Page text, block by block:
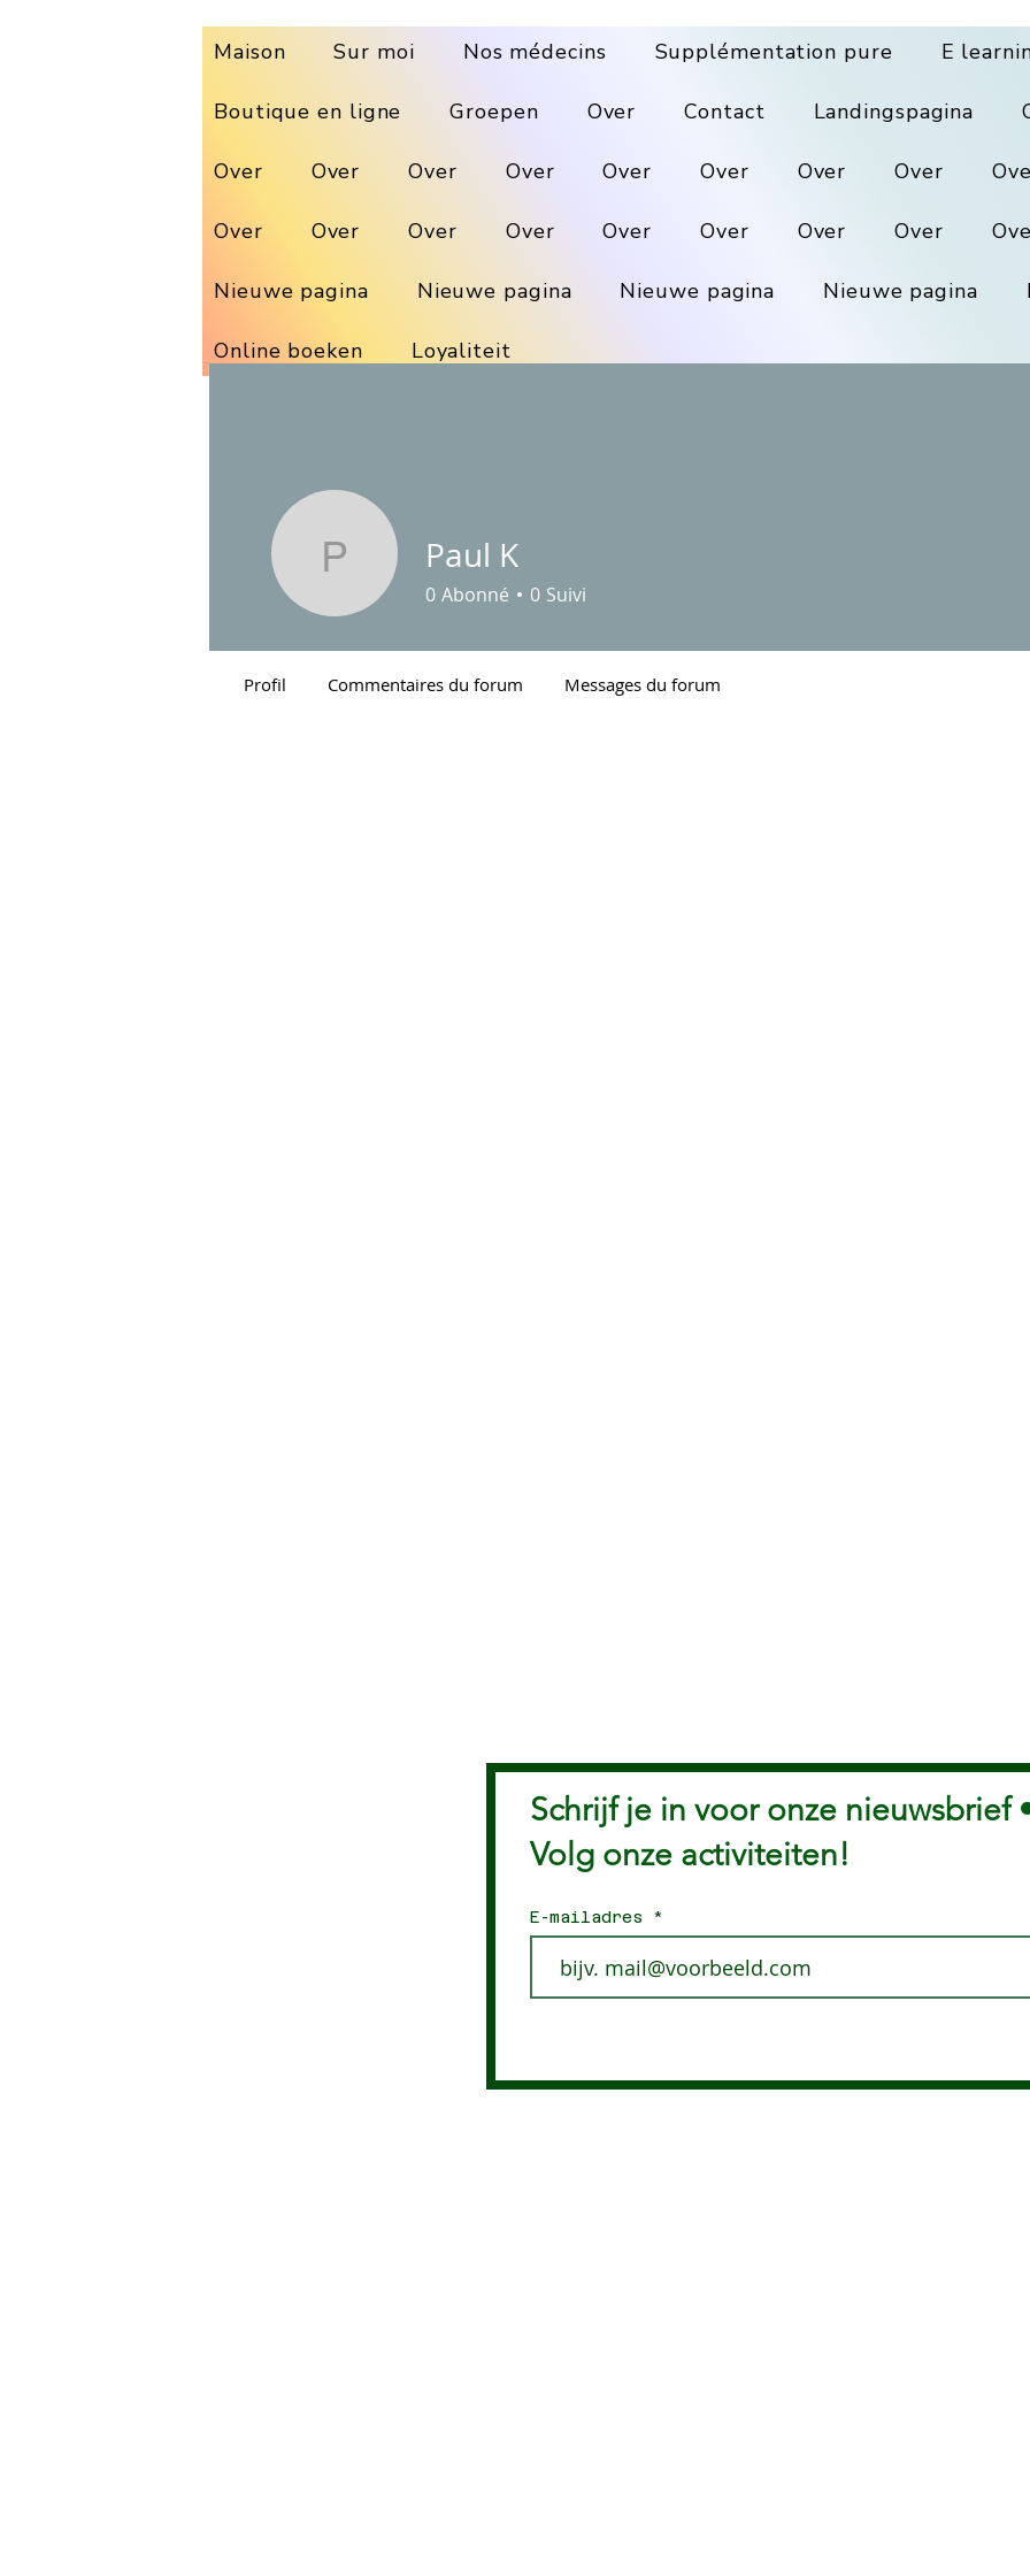
Maison Sur moi Nos médecins Supplémentation pure E
Boutique en ligne Groepen Over Contact Landingspagina
Over Over Over Over Over Over Over Over
Over Over Over Over Over Over Over Over
Nieuwe pagina Nieuwe pagina Nieuwe pagina Nieuwe pagina
Online boeken Loyaliteit
Paul KPaul K
0 Abonné 0 Suivi
Profil Commentaires du forum Messages du forum
Schrijf je in voor onze nieuwsbrief
Volg onze activiteiten!
E-mailadres